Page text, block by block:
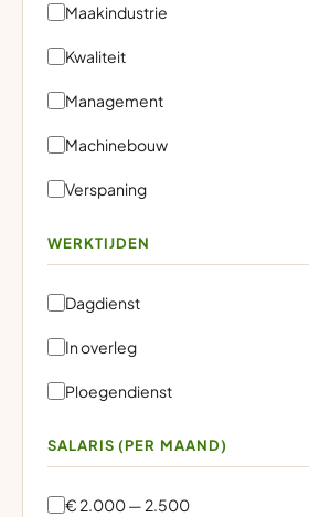
Maakindustrie
Kwaliteit
Management
Machinebouw
Verspaning
WERKTIJDEN
Dagdienst
In overleg
Ploegendienst
SALARIS (PER MAAND)
€ 2.000 — 2.500